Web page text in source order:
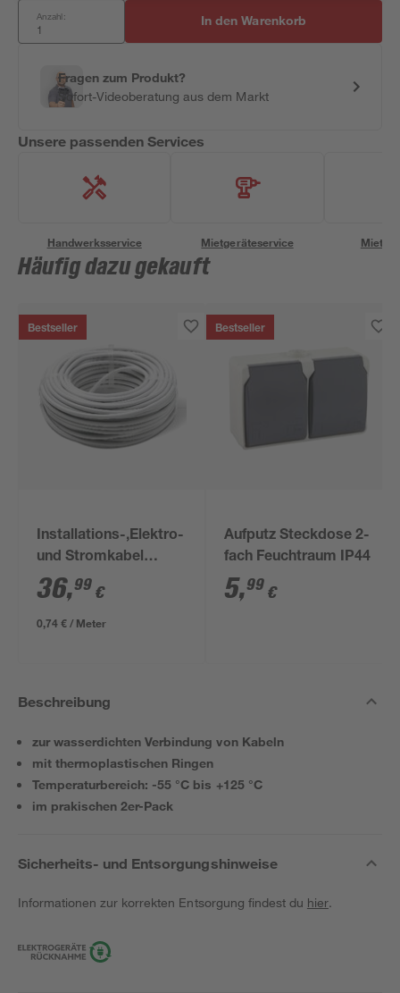
Anzahl: In den Warenkorb
Fragen zum Produkt?
Sofort-Videoberatung aus dem Markt
Unsere passenden Services
Handwerksservice Mietgeräteservice
Häufig dazu gekauft
Bestseller
Installations-,Elektro-
und Stromkabel
NYM-J 3x1,5mm² 50
m
36,99 €
0,74 € / Meter
Bestseller
Aufputz Steckdose 2-
fach Feuchtraum IP44
5,99 €
Beschreibung
zur wasserdichten Verbindung von Kabeln
mit thermoplastischen Ringen
Temperaturbereich: -55 °C bis +125 °C
im prakischen 2er-Pack
Sicherheits- und Entsorgungshinweise
Informationen zur korrekten Entsorgung findest du hier.